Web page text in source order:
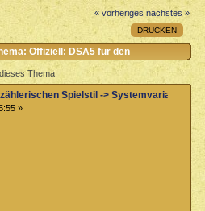
« vorheriges nächstes »
DRUCKEN
Offiziell: DSA5 für den
im Kompendium (Gelesen
Thema.
Spielstil -> Systemvariante im
»